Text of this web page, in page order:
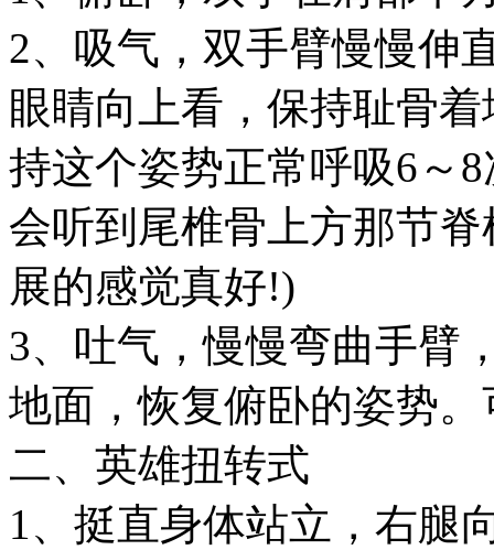
2、吸气，双手臂慢慢伸
眼睛向上看，保持耻骨
持这个姿势正常呼吸6～
会听到尾椎骨上方那节
展的感觉真好!)
3、吐气，慢慢弯曲手臂
地面，恢复俯卧的姿势
二、英雄扭转式
1、挺直身体站立，右腿